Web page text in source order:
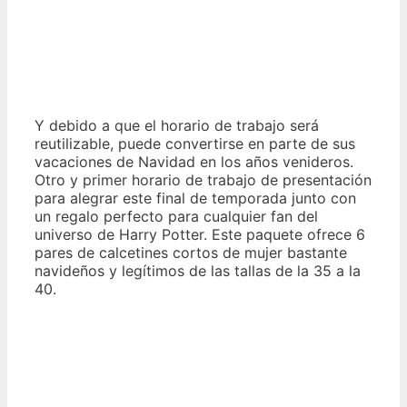
Y debido a que el horario de trabajo será
reutilizable, puede convertirse en parte de sus
vacaciones de Navidad en los años venideros.
Otro y primer horario de trabajo de presentación
para alegrar este final de temporada junto con
un regalo perfecto para cualquier fan del
universo de Harry Potter. Este paquete ofrece 6
pares de calcetines cortos de mujer bastante
navideños y legítimos de las tallas de la 35 a la
40.